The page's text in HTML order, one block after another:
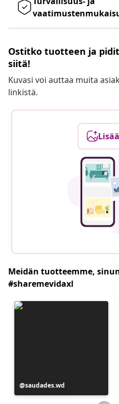
Ostitko tuotteen ja
siitä!
Kuvasi voi auttaa muita
linkistä.
Meidän tuotteemme,
#sharemevidaxl
Julkaissut
saudades.wd